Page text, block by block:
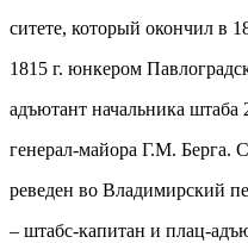
ситете, который окончил в
1815 г. юнкером
адъютант начальника штаба
генерал-майора Г.М. Берга.
реведен во Владимирский
– штабс-капитан и плац-